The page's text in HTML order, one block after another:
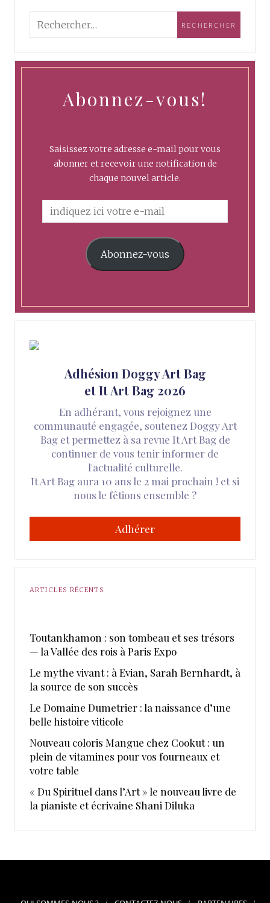
Abonnez-vous!
Saisissez votre adresse e-mail pour vous
abonner et recevoir une notification de
chaque nouvel article.
Abonnez-vous
Adhésion Doggy Art Bag
et It Art Bag 2026
En adhérant, vous rejoignez une
communauté engagée, soutenez Doggy Art
Bag et permettez à sa revue It Art Bag de
continuer de vous tenir informer de
l'actualité culturelle.
It Art Bag aura 10 ans le 2 mai prochain ! et si
nous le fêtions ensemble ?
Adhérer
ARTICLES RÉCENTS
Toutankhamon : son tombeau et ses trésors
— la Vallée des rois à Paris Expo
Le mythe vivant : à Evian, Sarah Bernhardt, à
la source de son succès
Le Domaine Dumetrier : la naissance d’une
belle histoire viticole
Nouveau coloris Mangue chez Cookut : un
plein de vitamines pour vos fourneaux et
votre table
« Du Spirituel dans l’Art » le nouveau livre de
la pianiste et écrivaine Shani Diluka